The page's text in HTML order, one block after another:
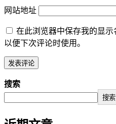
网站地址
在此浏览器中保存我的显示
以便下次评论时使用。
搜索
搜索